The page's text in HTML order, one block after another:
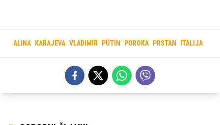
ALINA KABAJEVA VLADIMIR PUTIN POROKA PRSTAN ITALIJA